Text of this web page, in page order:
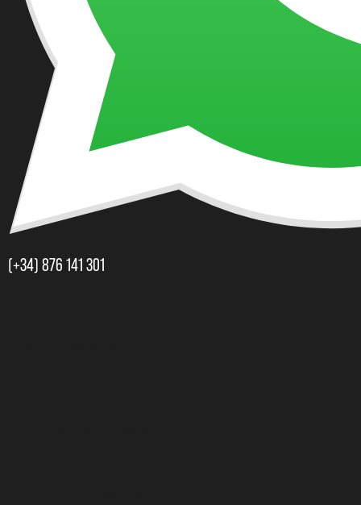
(+34) 876 141 301​